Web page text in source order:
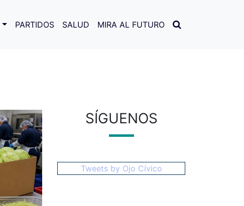
PARTIDOS SALUD MIRA AL FUTURO
SÍGUENOS
Tweets by Ojo Cívico